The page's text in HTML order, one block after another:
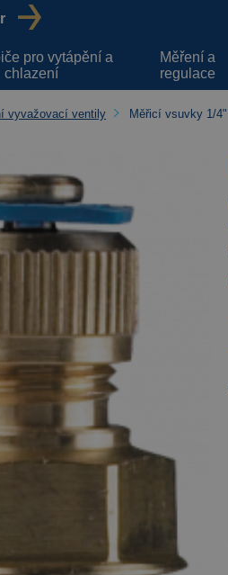
pro vytápění a
chlazení
Měření a
regulace
vyvažovací ventily Měřicí vsuvky 1/4"